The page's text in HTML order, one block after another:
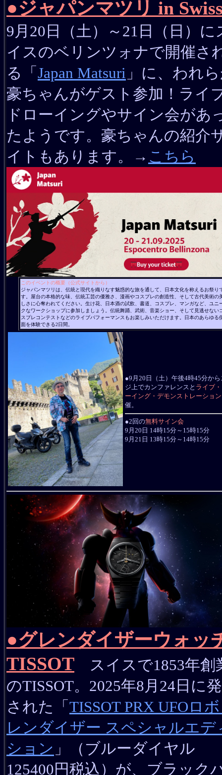
●ジャパンマツリ in
9月20日（土）～21日（日）に
イスのベリンツォナで開催さ
る「 Japan Matsuri 」に、われ
豪ちゃんがゲスト参加！ライ
ドローイングやサイン会があ
たようです。豪ちゃんの紹介
イトもあります。→ こちら
このイベントの概要（公式サイトから）
ジャパンマツリは、伝統と現代を織りなす魅惑的な旅を通して、日本文化を称えるお祭り
す。屋台の本格的な味、伝統工芸の優雅さ、漫画やコスプレの創造性、そして古代美術の
しさに心奪われてください。生け花、日本酒の試飲、書道、コスプレ、マンガなど、ユニ
クなワークショップに参加しましょう。伝統舞踊、武術、音楽ショー、そして見逃せない
スプレコンテストなどのライブパフォーマンスもお楽しみいただけます。日本のあらゆる
面を体験できる2日間。
●9月20日（土）午後4時45分か
ジ上でカンファレンスと ライブ
ーイング・デモンストレーション
催。
●2回の無料サイン会
9月20日 14時15分～15時15分
9月21日 13時15分～14時15分
●グレンダイザーウォッ
TISSOT スイスで1853年創
のTISSOT。2025年8月24日に
された「 TISSOT PRX UFOロ
レンダイザー スペシャルエデ
ション 」（ブルーダイヤル
125400円税込）が、ブラック